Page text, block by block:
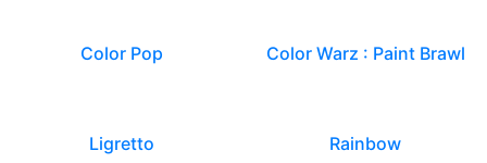
Color Pop Color Warz : Paint Brawl
Ligretto Rainbow